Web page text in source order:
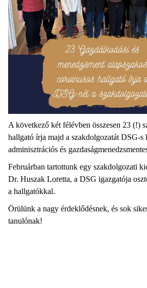
A következő két félévben összesen 23 (!)
hallgató írja majd a szakdolgozatát DSG-s
adminisztrációs és
Februárban tartottunk egy szakdolgozati
Dr. Huszak Loretta, a DSG igazgatója
a hallgatókkal.
Örülünk a nagy érdeklődésnek, és sok
tanulónak!